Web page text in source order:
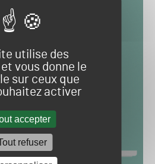
utilise des
vous donne le
sur ceux que
activer
accepter
refuser